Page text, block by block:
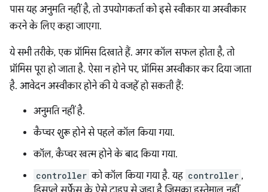
पास यह अनुमति नहीं है, तो उपयोगकर्ता को इसे स्वीकार या अस्वीकार
करने के लिए कहा जाएगा.
ये सभी तरीके, एक प्रॉमिस दिखाते हैं. अगर कॉल सफल होता है, तो
प्रॉमिस पूरा हो जाता है. ऐसा न होने पर, प्रॉमिस अस्वीकार कर दिया जाता
है. आवेदन अस्वीकार होने की ये वजहें हो सकती हैं:
अनुमति नहीं है.
कैप्चर शुरू होने से पहले कॉल किया गया.
कॉल, कैप्चर खत्म होने के बाद किया गया.
controller को कॉल किया गया है. यह controller ,